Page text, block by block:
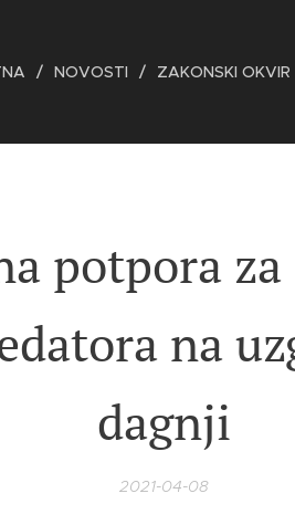
NOVOSTI ZAKONSKI OKVIR
potpora
na
dagnji
2021-04-08